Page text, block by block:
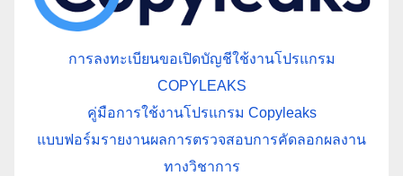
การลงทะเบียนขอเปิดบัญชีใช้งานโปรแกรม
COPYLEAKS
คู่มือการใช้งานโปรแกรม Copyleaks
แบบฟอร์มรายงานผลการตรวจสอบการคัดลอกผลงาน
ทางวิชาการ